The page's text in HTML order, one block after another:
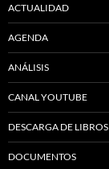
ACTUALIDAD
AGENDA
ANÁLISIS
CANAL YOUTUBE
DESCARGA DE LIBROS
DOCUMENTOS